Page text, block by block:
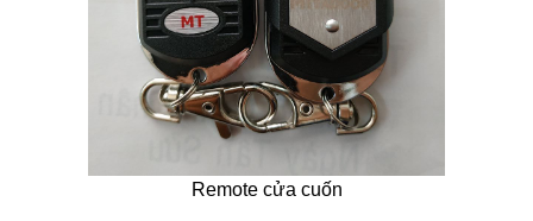
Remote cửa cuốn